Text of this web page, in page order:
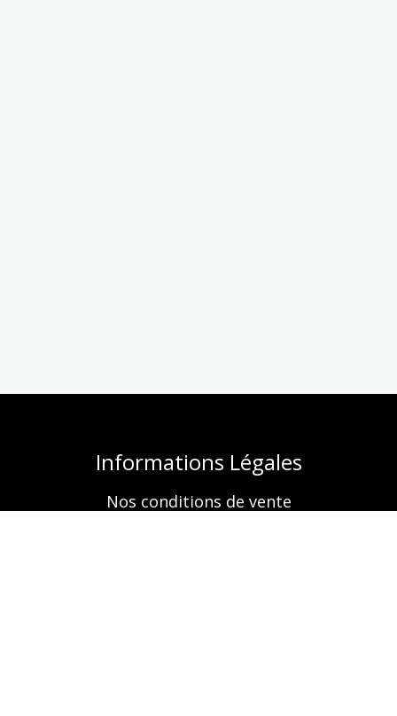
Informations Légales
Nos conditions de vente